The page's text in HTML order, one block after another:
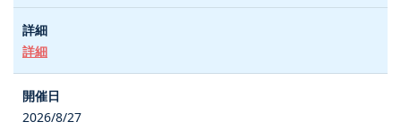
詳細
2026/8/27